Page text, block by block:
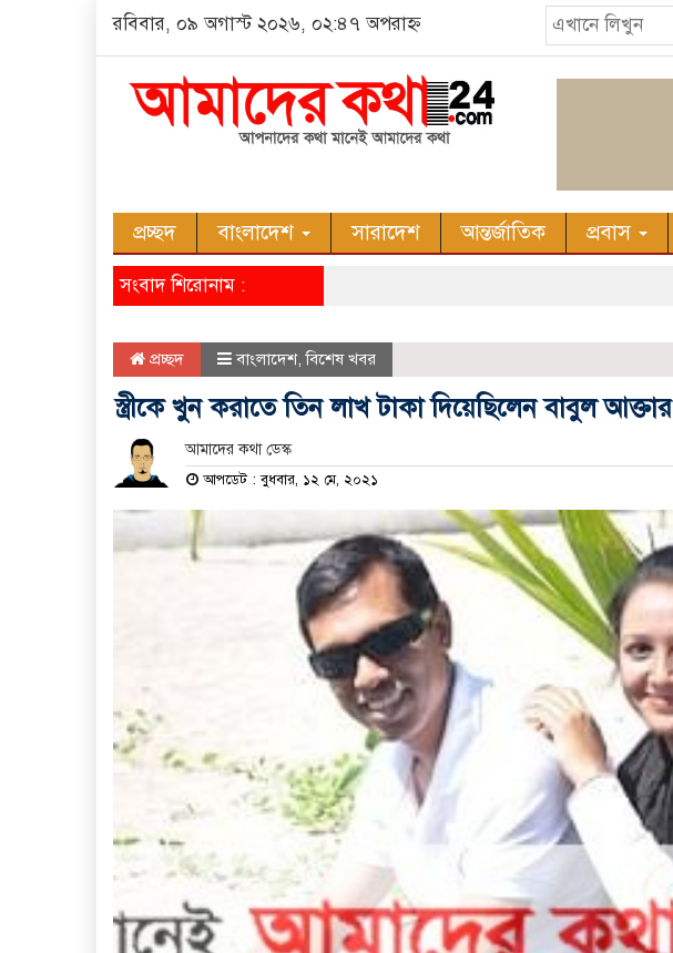
রবিবার, ০৯ অগাস্ট ২০২৬, ০২:৪৭ অপরাহ্ন
প্রচ্ছদ বাংলাদেশ সারাদেশ আন্তর্জাতিক প্রবাস
সংবাদ শিরোনাম :
প্রচ্ছদ বাংলাদেশ,বিশেষ খবর
স্ত্রীকে খুন করাতে তিন লাখ টাকা দিয়েছিলেন বাবুল আক্তার
আমাদের কথা ডেস্ক
আপডেট : বুধবার, ১২ মে, ২০২১